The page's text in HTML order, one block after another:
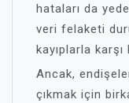
hataları da
veri felaketi
kayıplarla
Ancak,
çıkmak için